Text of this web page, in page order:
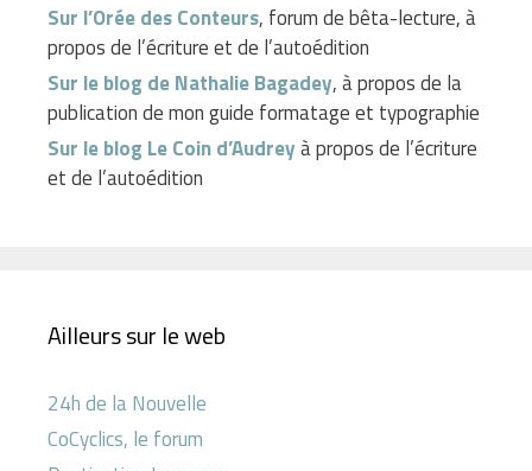
Sur l’Orée des Conteurs, forum de bêta-lecture, à
propos de l’écriture et de l’autoédition
Sur le blog de Nathalie Bagadey, à propos de la
publication de mon guide formatage et typographie
Sur le blog Le Coin d’Audreyà propos de l’écriture
et de l’autoédition
Ailleurs sur le web
24h de la Nouvelle
CoCyclics, le forum